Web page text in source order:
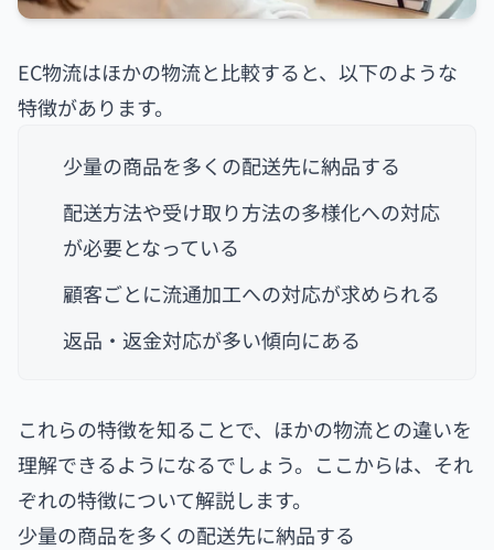
EC物流はほかの物流と比較すると、以下のような
特徴があります。
少量の商品を多くの配送先に納品する
配送方法や受け取り方法の多様化への対応
が必要となっている
顧客ごとに流通加工への対応が求められる
返品・返金対応が多い傾向にある
これらの特徴を知ることで、ほかの物流との違いを
理解できるようになるでしょう。ここからは、それ
ぞれの特徴について解説します。
少量の商品を多くの配送先に納品する